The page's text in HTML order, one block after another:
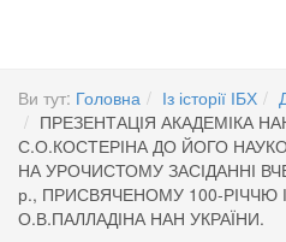
Ви тут: Головна Із історії ІБХ
ПРЕЗЕНТАЦІЯ АКАДЕМІКА
С.О.КОСТЕРІНА ДО ЙОГО
НА УРОЧИСТОМУ ЗАСІДАННІ
р., ПРИСВЯЧЕНОМУ 100-РІЧЧЮ
О.В.ПАЛЛАДІНА НАН УКРАЇНИ.